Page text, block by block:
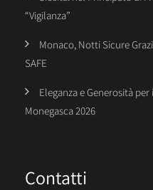
“Vigilanza”
Monaco, Notti Sicure
SAFE
Eleganza e Generosità
Monegasca 2026
Contatti